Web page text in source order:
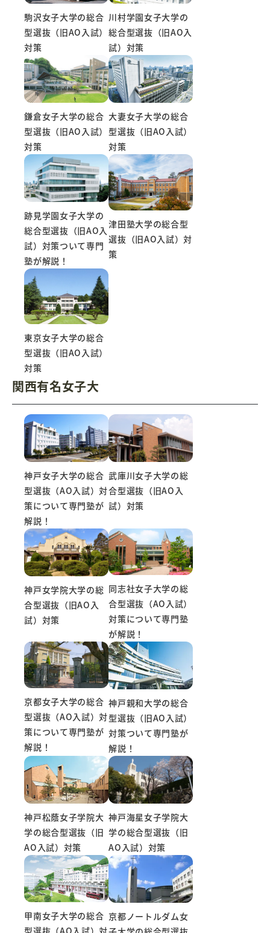
駒沢女子大学の総合
型選抜（旧AO入試）
対策
川村学園女子大学の
総合型選抜（旧AO入
試）対策
鎌倉女子大学の総合
型選抜（旧AO入試）
対策
大妻女子大学の総合
型選抜（旧AO入試）
対策
跡見学園女子大学の
総合型選抜（旧AO入
試）対策ついて専門
塾が解説！
津田塾大学の総合型
選抜（旧AO入試）対
策
東京女子大学の総合
型選抜（旧AO入試）
対策
関西有名女子大
神戸女子大学の総合
型選抜（AO入試）対
策について専門塾が
解説！
武庫川女子大学の総
合型選抜（旧AO入
試）対策
神戸女学院大学の総
合型選抜（旧AO入
試）対策
同志社女子大学の総
合型選抜（AO入試）
対策について専門塾
が解説！
京都女子大学の総合
型選抜（AO入試）対
策について専門塾が
解説！
神戸親和大学の総合
型選抜（旧AO入試）
対策ついて専門塾が
解説！
神戸松蔭女子学院大
学の総合型選抜（旧
AO入試）対策
神戸海星女子学院大
学の総合型選抜（旧
AO入試）対策
甲南女子大学の総合 京都ノートルダム女